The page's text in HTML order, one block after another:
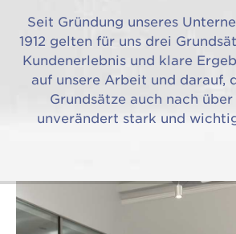
Seit Gründung unseres
1912 gelten für uns drei
Kundenerlebnis und klare
auf unsere Arbeit und darauf,
Grundsätze auch nach über
unverändert stark und